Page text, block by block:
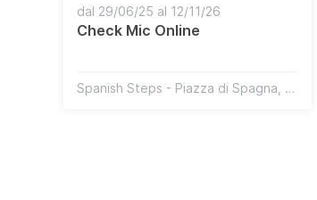
Check Mic Online
dal 29/06/25 al 12/11/26
Spanish Steps - Piazza di Spagna, 00187 Roma RM, Italy